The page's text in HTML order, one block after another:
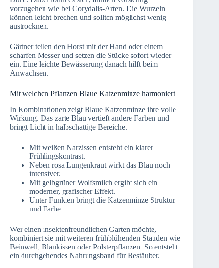
vorzugehen wie bei Corydalis-Arten. Die Wurzeln
können leicht brechen und sollten möglichst wenig
austrocknen.
Gärtner teilen den Horst mit der Hand oder einem
scharfen Messer und setzen die Stücke sofort wieder
ein. Eine leichte Bewässerung danach hilft beim
Anwachsen.
Mit welchen Pflanzen Blaue Katzenminze harmoniert
In Kombinationen zeigt Blaue Katzenminze ihre volle
Wirkung. Das zarte Blau vertieft andere Farben und
bringt Licht in halbschattige Bereiche.
Mit weißen Narzissen entsteht ein klarer
Frühlingskontrast.
Neben rosa Lungenkraut wirkt das Blau noch
intensiver.
Mit gelbgrüner Wolfsmilch ergibt sich ein
moderner, grafischer Effekt.
Unter Funkien bringt die Katzenminze Struktur
und Farbe.
Wer einen insektenfreundlichen Garten möchte,
kombiniert sie mit weiteren frühblühenden Stauden wie
Beinwell, Blaukissen oder Polsterpflanzen. So entsteht
ein durchgehendes Nahrungsband für Bestäuber.